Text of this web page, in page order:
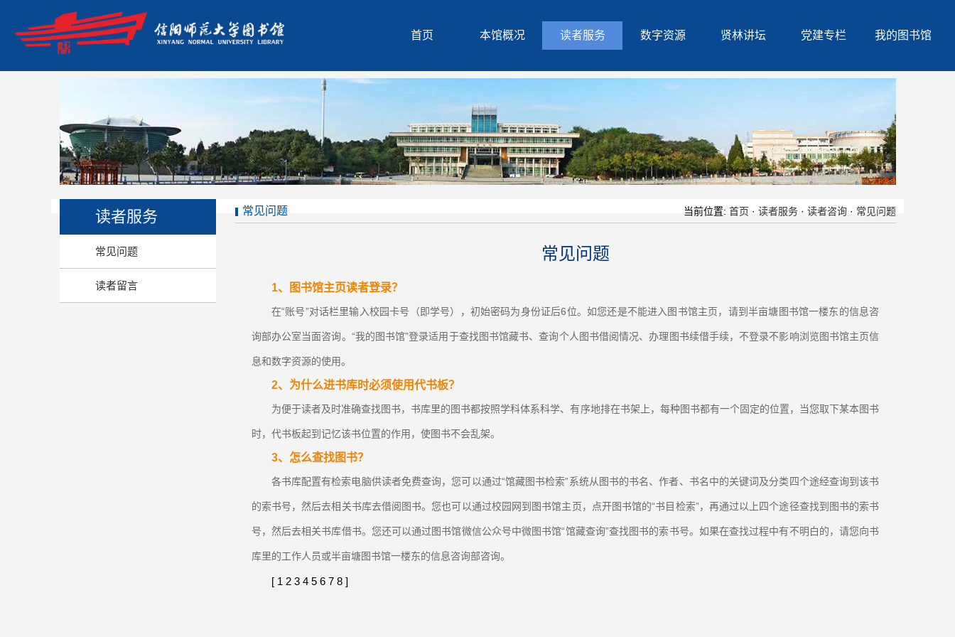
首页 本馆概况 读者服务 数字资源 贤林讲坛 党建专栏 我的图书馆
读者服务
常见问题
读者留言
常见问题 当前位置: 首页 · 读者服务· 读者咨询· 常见问题
常见问题
1、图书馆主页读者登录？
在“账号”对话栏里输入校园卡号（即学号），初始密码为身份证后6位。如您还是不能进入图书馆主页，请到半亩塘图书馆一楼东的信息咨
询部办公室当面咨询。“我的图书馆”登录适用于查找图书馆藏书、查询个人图书借阅情况、办理图书续借手续，不登录不影响浏览图书馆主页信
息和数字资源的使用。
2、为什么进书库时必须使用代书板？
为便于读者及时准确查找图书，书库里的图书都按照学科体系科学、有序地排在书架上，每种图书都有一个固定的位置，当您取下某本图书
时，代书板起到记忆该书位置的作用，使图书不会乱架。
3、怎么查找图书？
各书库配置有检索电脑供读者免费查询，您可以通过“馆藏图书检索”系统从图书的书名、作者、书名中的关键词及分类四个途经查询到该书
的索书号，然后去相关书库去借阅图书。您也可以通过校园网到图书馆主页，点开图书馆的“书目检索”，再通过以上四个途径查找到图书的索书
号，然后去相关书库借书。您还可以通过图书馆微信公众号中微图书馆“馆藏查询”查找图书的索书号。如果在查找过程中有不明白的，请您向书
库里的工作人员或半亩塘图书馆一楼东的信息咨询部咨询。
[ 1 2 3 4 5 6 7 8]